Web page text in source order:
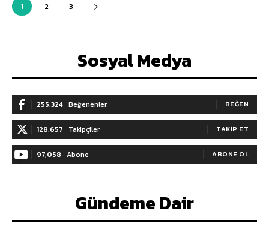
1 2 3
Sosyal Medya
255,324 Beğenenler BEĞEN
128,657 Takipçiler TAKIP ET
97,058 Abone ABONE OL
Gündeme Dair